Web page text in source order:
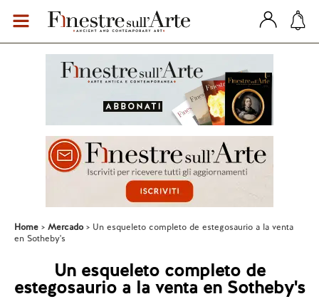
Home Mercado
Un esqueleto completo de estegosaurio a la venta
en Sotheby's
Un esqueleto completo de
estegosaurio a la venta en Sotheby's